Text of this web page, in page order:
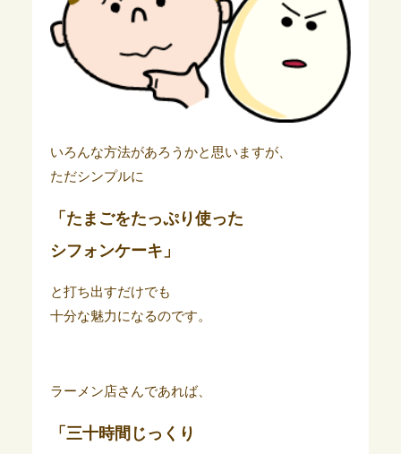
いろんな方法があろうかと思いますが、
ただシンプルに
「たまごをたっぷり使った
シフォンケーキ」
と打ち出すだけでも
十分な魅力になるのです。
ラーメン店さんであれば、
「三十時間じっくり